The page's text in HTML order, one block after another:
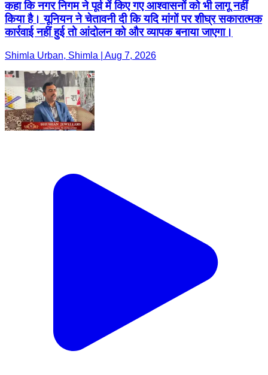
कहा कि नगर निगम ने पूर्व में किए गए आश्वासनों को भी लागू नहीं
किया है। यूनियन ने चेतावनी दी कि यदि मांगों पर शीघ्र सकारात्मक
कार्रवाई नहीं हुई तो आंदोलन को और व्यापक बनाया जाएगा।
Shimla Urban, Shimla | Aug 7, 2026